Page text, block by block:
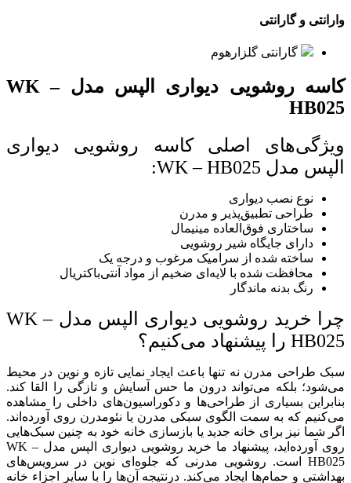
وارانتی و گارانتی
گارانتی گلزارهوم
کاسه روشویی دیواری الپس مدل WK –
HB025
ویژگی‌های اصلی کاسه روشویی دیواری
الپس مدل WK – HB025:
نوع نصب دیواری
طراحی تطبیق‌پذیر و مدرن
ساختاری فوق‌العاده مینیمال
دارای جایگاه شیر روشویی
ساخته شده از سرامیک مرغوب و درجه یک
محافظت شده با لایه‌ای ضخیم از مواد آنتی‌باکتریال
رنگ بدنه ماندگار
چرا خرید روشویی دیواری الپس مدل WK –
HB025 را پیشنهاد می‌کنیم؟
سبک طراحی مدرن نه تنها باعث ایجاد نمایی تازه و نوین در محیط
می‌شود؛ بلکه می‌تواند درون ما حس آسایش و تازگی را القا کند.
بنابراین بسیاری از طراحی‌ها و دکوراسیون‌های داخلی را مشاهده
می‌کنیم که به سمت الگوی سبکی مدرن یا نئومدرن روی آورده‌اند.
اگر شما نیز برای خانه جدید یا بازسازی خانه خود به چنین سبک‌هایی
روی آورده‌اید، پیشنهاد ما خرید روشویی دیواری الپس مدل WK –
HB025 است. روشویی مدرنی که جلوه‌ای نوین در سرویس‌های
بهداشتی و حمام‌ها ایجاد می‌کند. درنتیجه آن‌ها را با سایر اجزاء خانه